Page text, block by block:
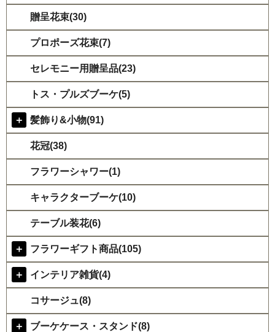
贈呈花束(30)
プロポーズ花束(7)
セレモニー用贈呈品(23)
トス・プルズブーケ(5)
＋ 髪飾り&小物(91)
花冠(38)
フラワーシャワー(1)
キャラクターブーケ(10)
テーブル装花(6)
＋ フラワーギフト商品(105)
＋ インテリア雑貨(4)
コサージュ(8)
＋ ブーケケース・スタンド(8)